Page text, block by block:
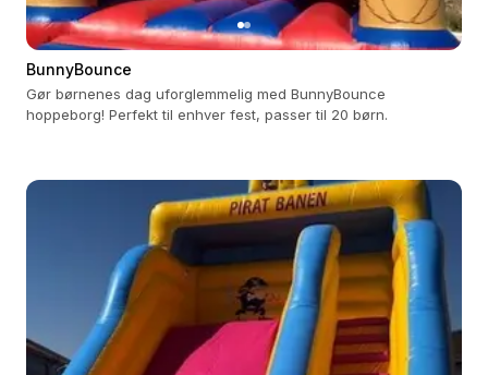
BunnyBounce
Gør børnenes dag uforglemmelig med BunnyBounce
hoppeborg! Perfekt til enhver fest, passer til 20 børn.